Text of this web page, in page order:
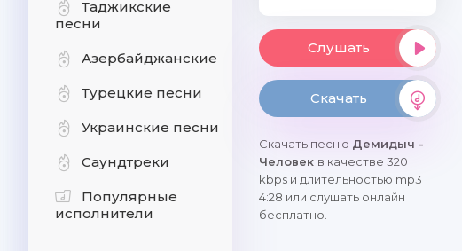
Таджикские
песни
Азербайджанские
Турецкие песни
Украинские песни
Саундтреки
Популярные
исполнители
Слушать
Скачать
Скачать песню Демидыч -
Человек в качестве 320
kbps и длительностью mp3
4:28 или слушать онлайн
бесплатно.